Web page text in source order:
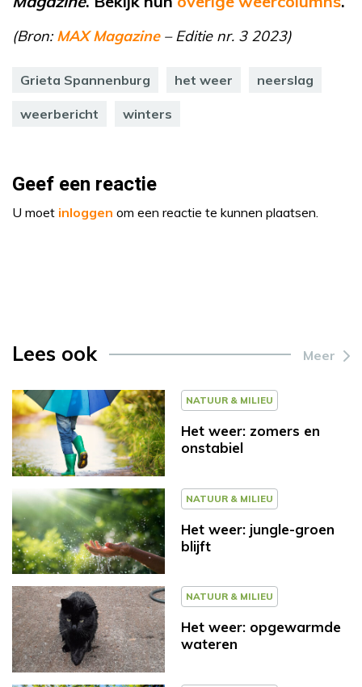
(Bron:MAX Magazine– Editie nr. 3 2023)
Grieta Spannenburg het weer neerslag
weerbericht winters
Geef een reactie
U moet inloggen om een reactie te kunnen plaatsen.
Lees ook Meer
NATUUR & MILIEU
Het weer: zomers en
onstabiel
NATUUR & MILIEU
Het weer: jungle-groen
blijft
NATUUR & MILIEU
Het weer: opgewarmde
wateren